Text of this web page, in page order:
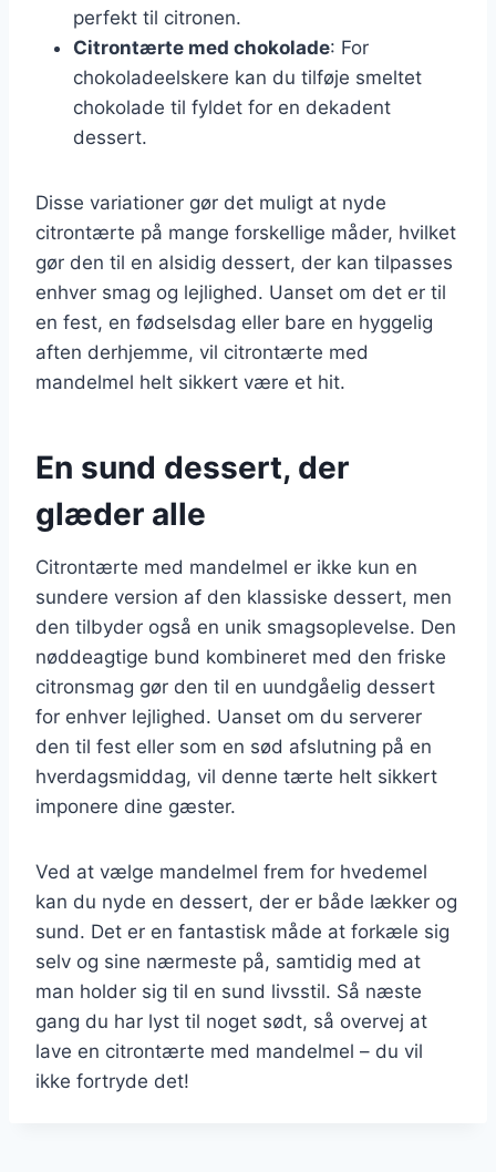
perfekt til citronen.
Citrontærte med chokolade: For
chokoladeelskere kan du tilføje smeltet
chokolade til fyldet for en dekadent
dessert.
Disse variationer gør det muligt at nyde
citrontærte på mange forskellige måder, hvilket
gør den til en alsidig dessert, der kan tilpasses
enhver smag og lejlighed. Uanset om det er til
en fest, en fødselsdag eller bare en hyggelig
aften derhjemme, vil citrontærte med
mandelmel helt sikkert være et hit.
En sund dessert, der
glæder alle
Citrontærte med mandelmel er ikke kun en
sundere version af den klassiske dessert, men
den tilbyder også en unik smagsoplevelse. Den
nøddeagtige bund kombineret med den friske
citronsmag gør den til en uundgåelig dessert
for enhver lejlighed. Uanset om du serverer
den til fest eller som en sød afslutning på en
hverdagsmiddag, vil denne tærte helt sikkert
imponere dine gæster.
Ved at vælge mandelmel frem for hvedemel
kan du nyde en dessert, der er både lækker og
sund. Det er en fantastisk måde at forkæle sig
selv og sine nærmeste på, samtidig med at
man holder sig til en sund livsstil. Så næste
gang du har lyst til noget sødt, så overvej at
lave en citrontærte med mandelmel – du vil
ikke fortryde det!